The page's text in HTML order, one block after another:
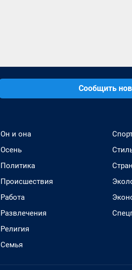
Сообщить
Он и она
Осень
Политика
Происшествия
Работа
Развлечения
Религия
Семья